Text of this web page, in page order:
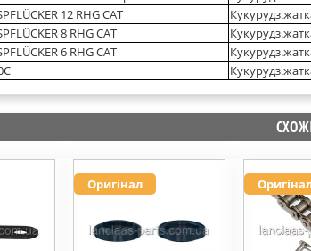
12 RHG CAT
8 RHG CAT
6 RHG CAT
Оригінал